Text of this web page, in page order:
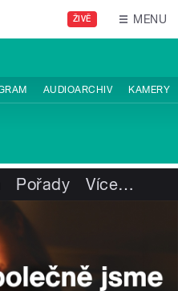
ŽIVĚ MENU
AUDIOARCHIV KAMERY
Pořady Více…